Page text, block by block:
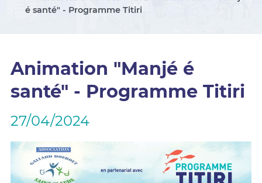
é santé" - Programme Titiri
Animation "Manjé é
santé" - Programme Titiri
27/04/2024